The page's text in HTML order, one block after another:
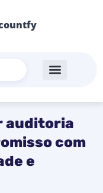
auditoria
com
e